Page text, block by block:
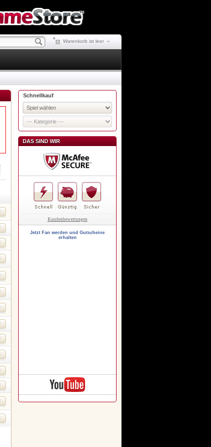
Warenkorb ist leer
Schnellkauf
DAS SIND WIR
Kundenbewertungen
Jetzt Fan werden und Gutscheine
erhalten